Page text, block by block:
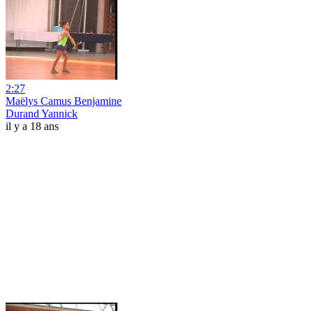
2:27
Maëlys Camus Benjamine
Durand Yannick
il y a 18 ans